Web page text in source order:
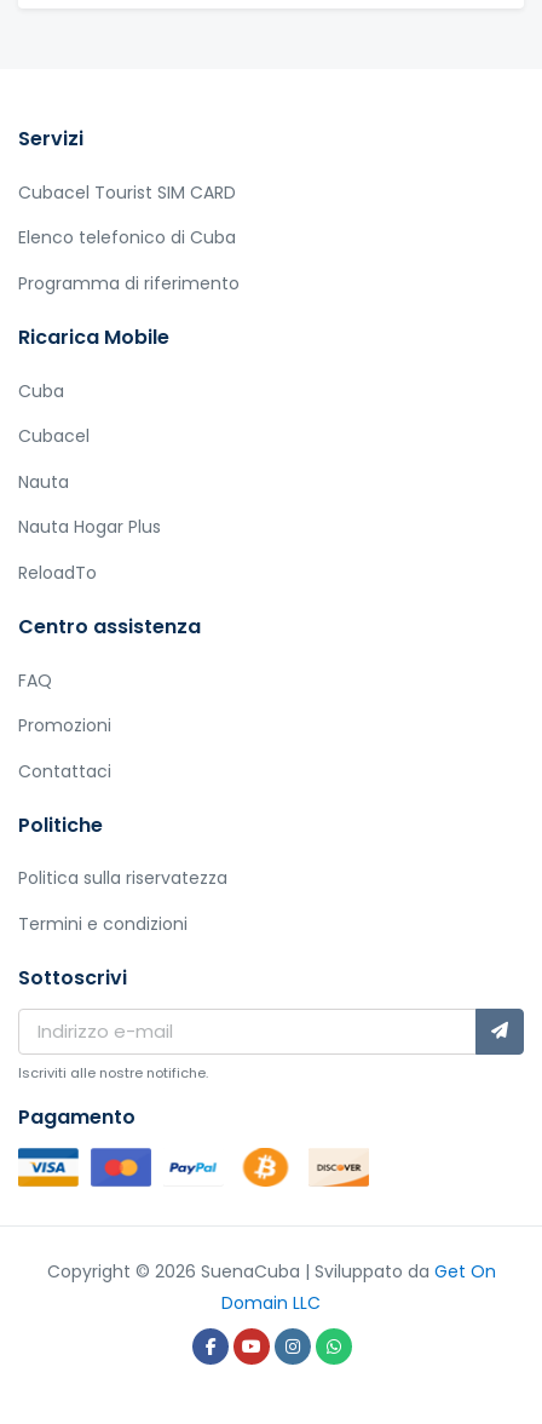
Servizi
Cubacel Tourist SIM CARD
Elenco telefonico di Cuba
Programma di riferimento
Ricarica Mobile
Cuba
Cubacel
Nauta
Nauta Hogar Plus
ReloadTo
Centro assistenza
FAQ
Promozioni
Contattaci
Politiche
Politica sulla riservatezza
Termini e condizioni
Sottoscrivi
Iscriviti alle nostre notifiche.
Pagamento
Copyright © 2026 SuenaCuba | Sviluppato da Get On
Domain LLC